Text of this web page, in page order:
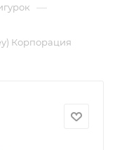
—
Корпорация